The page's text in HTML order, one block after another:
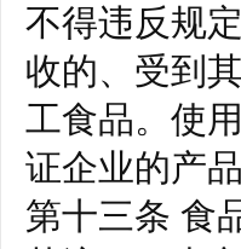
不得违反规
收的、受到
工食品。使
证企业的产品
第十三条 食